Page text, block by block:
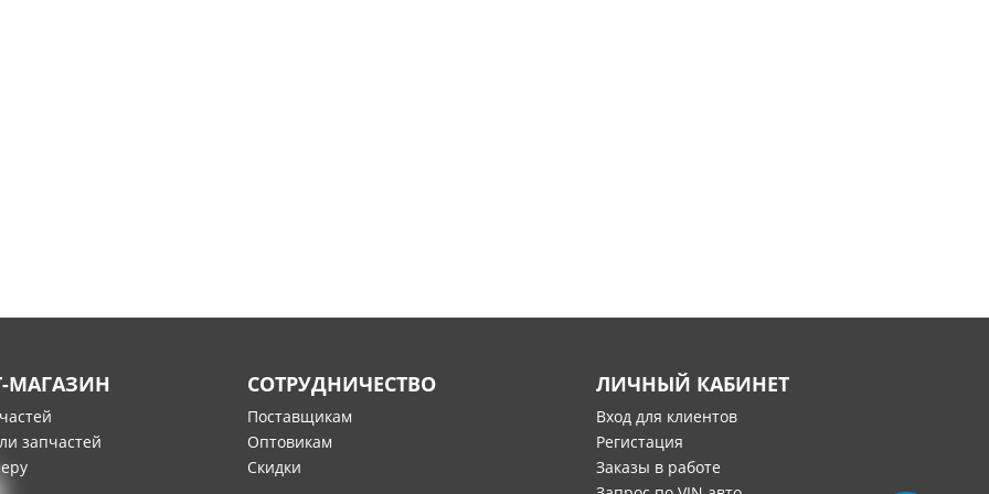
МАГАЗИН
запчастей
СОТРУДНИЧЕСТВО
Поставщикам
Оптовикам
Скидки
ЛИЧНЫЙ КАБИНЕТ
Вход для клиентов
Регистация
Заказы в работе